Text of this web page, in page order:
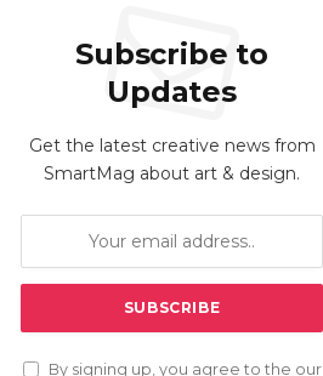
Subscribe to
Updates
Get the latest creative news from
SmartMag about art & design.
By signing up, you agree to the our